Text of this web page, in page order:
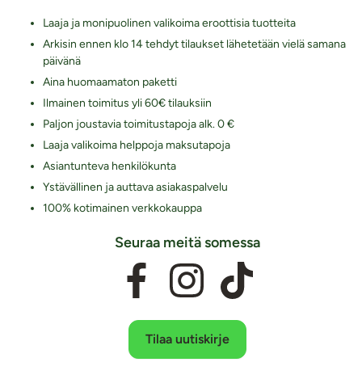
Laaja ja monipuolinen valikoima eroottisia tuotteita
Arkisin ennen klo 14 tehdyt tilaukset lähetetään vielä samana
päivänä
Aina huomaamaton paketti
Ilmainen toimitus yli 60€ tilauksiin
Paljon joustavia toimitustapoja alk. 0 €
Laaja valikoima helppoja maksutapoja
Asiantunteva henkilökunta
Ystävällinen ja auttava asiakaspalvelu
100% kotimainen verkkokauppa
Seuraa meitä somessa
Tilaa uutiskirje